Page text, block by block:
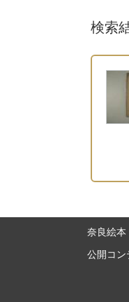
検索
奈良絵
公開コン